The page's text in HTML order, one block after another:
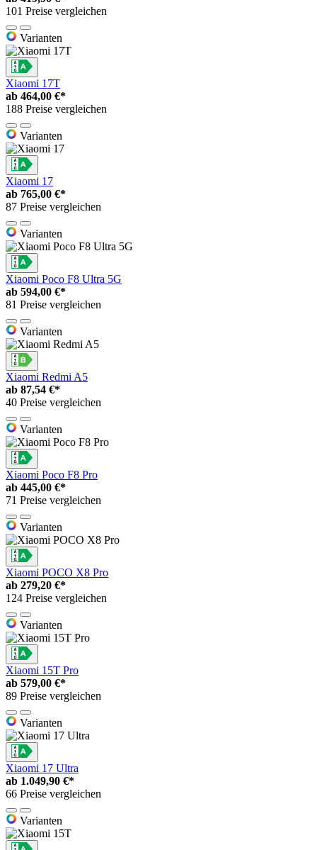
101 Preise vergleichen
Varianten
Xiaomi 17T
ab 464,00 €*
188 Preise vergleichen
Varianten
Xiaomi 17
ab 765,00 €*
87 Preise vergleichen
Varianten
Xiaomi Poco F8 Ultra 5G
ab 594,00 €*
81 Preise vergleichen
Varianten
Xiaomi Redmi A5
ab 87,54 €*
40 Preise vergleichen
Varianten
Xiaomi Poco F8 Pro
ab 445,00 €*
71 Preise vergleichen
Varianten
Xiaomi POCO X8 Pro
ab 279,20 €*
124 Preise vergleichen
Varianten
Xiaomi 15T Pro
ab 579,00 €*
89 Preise vergleichen
Varianten
Xiaomi 17 Ultra
ab 1.049,90 €*
66 Preise vergleichen
Varianten